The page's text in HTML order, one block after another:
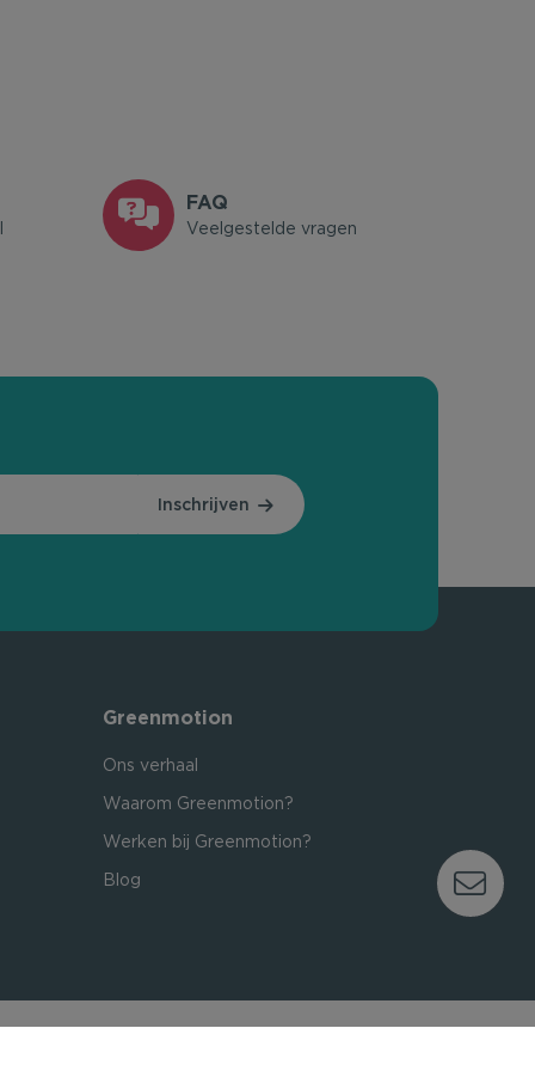
FAQ
Veelgestelde vragen
Inschrijven
Greenmotion
Ons verhaal
Waarom Greenmotion?
Werken bij Greenmotion?
Blog